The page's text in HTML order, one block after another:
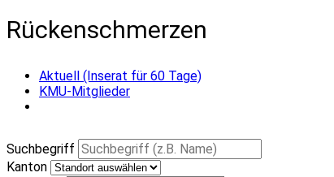
Rückenschmerzen
Aktuell (Inserat für 60 Tage)
KMU-Mitglieder
Suchbegriff
Kanton